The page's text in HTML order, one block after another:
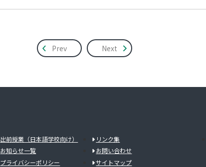
Prev Next
出前授業（日本語学校向け）
お知らせ一覧
プライバシーポリシー
リンク集
お問い合わせ
サイトマップ